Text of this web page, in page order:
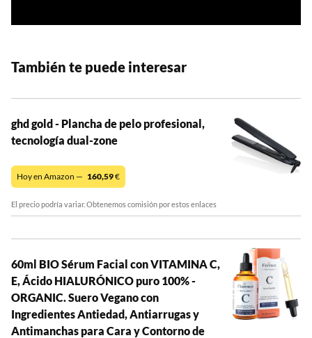
También te puede interesar
ghd gold - Plancha de pelo profesional,
tecnología dual-zone
Hoy en Amazon — 160,59€
El precio podría variar. Obtenemos comisión por estos enlaces
60ml BIO Sérum Facial con VITAMINA C,
E, Ácido HIALURÓNICO puro 100% -
ORGANIC. Suero Vegano con
Ingredientes Antiedad, Antiarrugas y
Antimanchas para Cara y Contorno de